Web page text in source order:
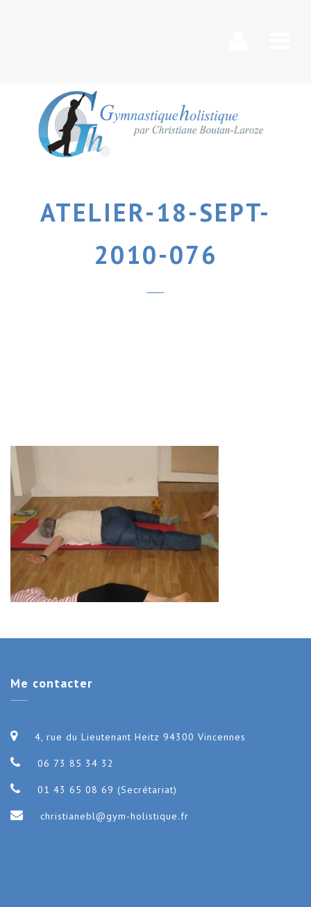
ATELIER-18-SEPT-
2010-076
Me contacter
4, rue du Lieutenant Heitz 94300 Vincennes
06 73 85 34 32
01 43 65 08 69 (Secrétariat)
christianebl@gym-holistique.fr